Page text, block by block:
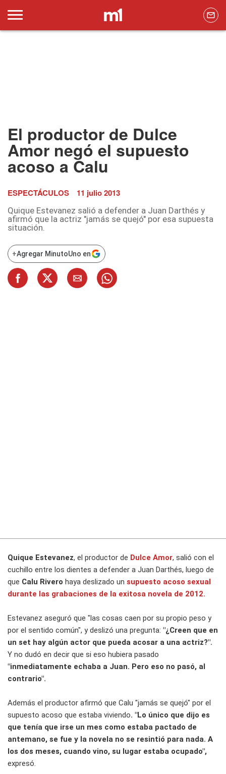
El productor de Dulce
Amor negó el supuesto
acoso a Calu
ESPECTÁCULOS 11 julio 2013
Quique Estevanez salió a defender a Juan Darthés y
afirmó que la actriz "jamás se quejó" por esa supuesta
situación.
+Agregar MinutoUno en
Quique Estevanez, el productor de Dulce Amor, salió con el
cuchillo entre los dientes a defender a Juan Darthés, luego de
que Calu Rivero haya deslizado un supuesto acoso sexual
durante las grabaciones de la exitosa novela de 2012.
Estevanez aseguró que "las cosas caen por su propio peso y
por el sentido común", y deslizó una pregunta: "¿Creen que en
un set hay algún actor que pueda acosar a una actriz?".
Y no dudó en decir que si eso hubiera pasado
"inmediatamente echaba a Juan. Pero eso no pasó, al
contrario".
Además el productor afirmó que Calu "jamás se quejó" por el
supuesto acoso que estaba viviendo. "Lo único que dijo es
que tenía que irse un mes como estaba pactado de
antemano, se fue y la novela no se resintió para nada. A
los dos meses, cuando vino, su lugar estaba ocupado",
expresó.